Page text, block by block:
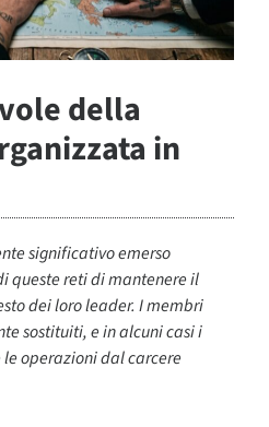
della
in
significativo emerso
queste reti di mantenere il
dei loro leader. I membri
sostituiti, e in alcuni casi i
operazioni dal carcere